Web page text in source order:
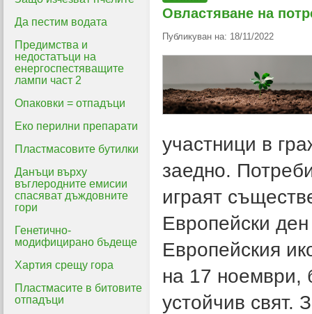
Да пестим водата
Предимства и
недостатъци на
енергоспестяващите
лампи част 2
Опаковки = отпадъци
Еко перилни препарати
Пластмасовите бутилки
Данъци върху
въглеродните емисии
спасяват дъждовните
гори
Генетично-
модифицирано бъдеще
Хартия срещу гора
Пластмасите в битовите
отпадъци
Овластяване на
Публикуван на: 18/11/2022
участници в
заедно.
играят
Европейски
Европейския
на 17 ноември,
устойчив свят.